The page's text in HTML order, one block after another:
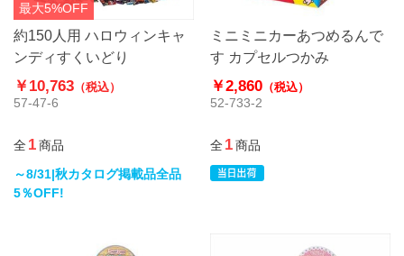
最大5%OFF
約150人用 ハロウィンキャ
ンディすくいどり
￥10,763 （税込）
57-47-6
全1商品
～8/31|秋カタログ掲載品全品
5％OFF!
ミニミニカーあつめるんで
す カプセルつかみ
￥2,860（税込）
52-733-2
全1商品